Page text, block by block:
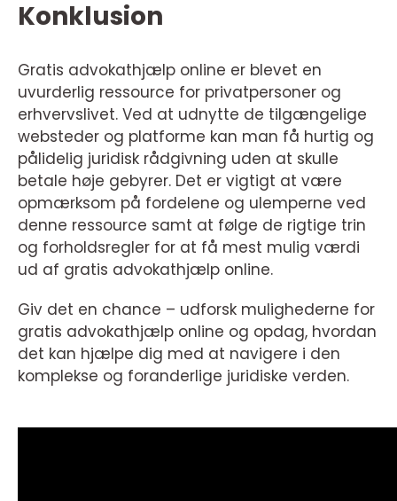
Konklusion
Gratis advokathjælp online er blevet en
uvurderlig ressource for privatpersoner og
erhvervslivet. Ved at udnytte de tilgængelige
websteder og platforme kan man få hurtig og
pålidelig juridisk rådgivning uden at skulle
betale høje gebyrer. Det er vigtigt at være
opmærksom på fordelene og ulemperne ved
denne ressource samt at følge de rigtige trin
og forholdsregler for at få mest mulig værdi
ud af gratis advokathjælp online.
Giv det en chance – udforsk mulighederne for
gratis advokathjælp online og opdag, hvordan
det kan hjælpe dig med at navigere i den
komplekse og foranderlige juridiske verden.